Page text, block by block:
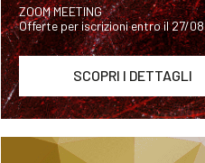
ZOOM MEETING
Offerte per iscrizioni entro il 27/08
SCOPRI I DETTAGLI